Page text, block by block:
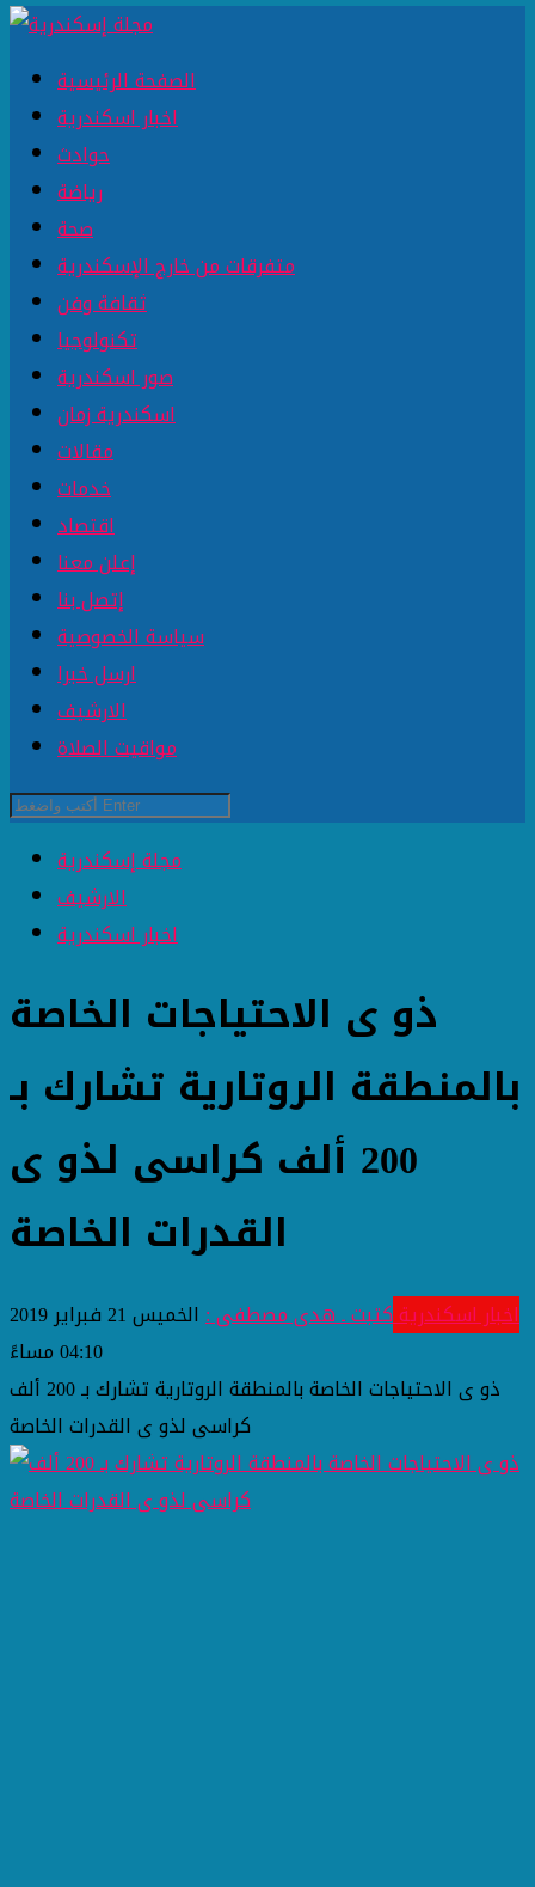
الصفحة الرئيسية
اخبار اسكندرية
حوادث
رياضة
صحة
متفرقات من خارج الإسكندرية
ثقافة وفن
تكنولوجيا
صور اسكندرية
اسكندرية زمان
مقالات
خدمات
اقتصاد
إعلن معنا
إتصل بنا
سياسة الخصوصية
ارسل خبرا
الارشيف
مواقيت الصلاة
مجلة إسكندرية
الارشيف
اخبار اسكندرية
ذو ى الاحتياجات الخاصة
بالمنطقة الروتارية تشارك بـ
200 ألف كراسى لذو ى
القدرات الخاصة
اخبار اسكندريةكتبت ـ هدى مصطفى :
الخميس 21 فبراير 2019
04:10 مساءً
ذو ى الاحتياجات الخاصة بالمنطقة الروتارية تشارك بـ 200 ألف
كراسى لذو ى القدرات الخاصة